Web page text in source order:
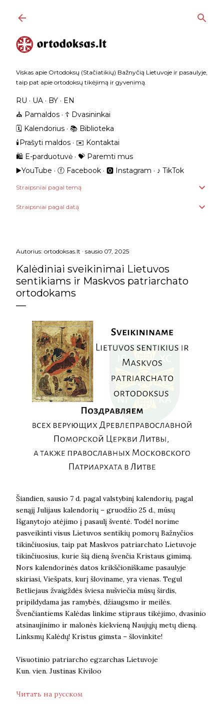
Praleisti ir pereiti prie pagrindinio turinio
Viskas apie Ortodoksų (Stačiatikių) Bažnyčią Lietuvoje ir pasaulyje,
taip pat apie ortodoksų tikėjimą ir gyvenimą.
RU UA BY
EN
⛪️ Pamaldos
☦️ Dvasininkai
🗓️ Kalendorius
📚 Biblioteka
🕯️Prašyti maldos
✉️ Kontaktai
🛍️ E-parduotuvė
💝 Paremti mus
▶️YouTube
ⓕ Facebook 🅾 Instagram ‎♪ TikTok
Straipsniai pagal temą
Straipsniai pagal datą
Autorius: ortodoksas.lt sausio 07, 2025
Kalėdiniai sveikinimai Lietuvos
sentikiams ir Maskvos patriarchato
ortodokams
Šiandien, sausio 7 d. pagal valstybinį kalendorių, pagal
senąjį Julijaus kalendorių – gruodžio 25 d., mūsų
Išganytojo atėjimo į pasaulį šventė. Todėl norime
pasveikinti visus Lietuvos sentikių pomorų Bažnyčios
tikinčiuosius, taip pat Maskvos patriarchato Lietuvoje
tikinčiuosius, kurie šią dieną švenčia Kristaus gimimą.
Nors kalendorinės datos krikščioniškame pasaulyje
skiriasi, Viešpats, kurį šloviname, yra vienas. Tegul
Betliejaus žvaigždės šviesa nušviečia mūsų širdis,
pripildydama jas ramybės, džiaugsmo ir meilės.
Švenčiantiems Kalėdas linkime stipraus tikėjimo, dvasinio
atsinaujinimo ir malonės kiekvieną Naujųjų metų dieną.
Linksmų Kalėdų! Kristus gimsta – šlovinkite!
Visuotinio patriarcho egzarchas Lietuvoje
Kun. vien. Justinas Kiviloo
Читать на русском